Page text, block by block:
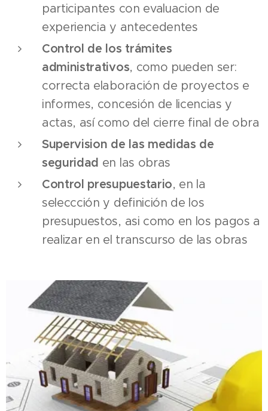
participantes con evaluacion de
experiencia y antecedentes
Control de los trámites
administrativos, como pueden ser:
correcta elaboración de proyectos e
informes, concesión de licencias y
actas, así como del cierre final de obra
Supervision de las medidas de
seguridad en las obras
Control presupuestario, en la
seleccción y definición de los
presupuestos, asi como en los pagos a
realizar en el transcurso de las obras